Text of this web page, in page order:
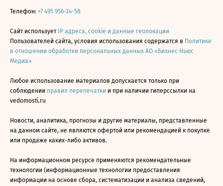
Телефон: +7 495 956-34-58
Сайт использует IP адреса, cookie и данные геолокации
Пользователей сайта, условия использования содержатся в Политике
в отношении обработки персональных данных АО «Бизнес Ньюс
Медиа»
Любое использование материалов допускается только при
соблюдении правил перепечатки и при наличии гиперссылки на
vedomosti.ru
Новости, аналитика, прогнозы и другие материалы, представленные
на данном сайте, не являются офертой или рекомендацией к покупке
или продаже каких-либо активов.
На информационном ресурсе применяются рекомендательные
технологии (информационные технологии предоставления
информации на основе сбора, систематизации и анализа сведений,